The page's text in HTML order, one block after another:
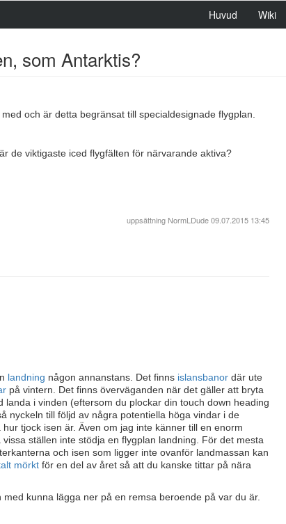
Huvud Wiki
som Antarktis?
och är detta begränsat till specialdesignade flygplan.
de viktigaste iced flygfälten för närvarande aktiva?
uppsättning NormLDude09.07.2015 13:45
landning någon annanstans. Det finns islansbanor där ute
på vintern. Det finns överväganden när det gäller att bryta
i vinden (eftersom du plockar din touch down heading
nyckeln till följd av några potentiella höga vindar i de
tjock isen är. Även om jag inte känner till en enorm
vissa ställen inte stödja en flygplan landning. För det mesta
och isen som ligger inte ovanför landmassan kan
mörkt för en del av året så att du kanske tittar på nära
med kunna lägga ner på en remsa beroende på var du är.